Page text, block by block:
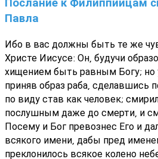
Павла
Ибо в вас должны быть те же
Христе Иисусе: Он, будучи
хищением быть равным Богу; но
приняв образ раба, сделавшись
по виду став как человек;
послушным даже до смерти, и
Посему и Бог превознес Его и
всякого имени, дабы пред
преклонилось всякое колено